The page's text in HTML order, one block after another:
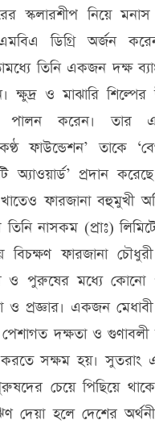
স্কলারশীপ নিয়ে মনাস
ডিগ্রি অর্জন
তিনি একজন দক্ষ
ক্ষুদ্র ও মাঝারি শিল্পের
পালন করেন। তার
ফাউন্ডেশন’ তাকে
অ্যাওয়ার্ড’ প্রদান
খাতেও ফারজানা বহুমুখী
নাসকম (প্রাঃ)
বিচক্ষণ ফারজানা
ও পুরুষের মধ্যে কোনো
ও প্রজ্ঞার। একজন
পেশাগত দক্ষতা ও গুণাবলী
সক্ষম হয়। সুতরাং
চেয়ে পিছিয়ে
দেয়া হলে দেশের